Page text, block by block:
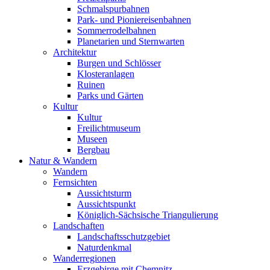
Schmalspurbahnen
Park- und Pioniereisenbahnen
Sommerrodelbahnen
Planetarien und Sternwarten
Architektur
Burgen und Schlösser
Klosteranlagen
Ruinen
Parks und Gärten
Kultur
Kultur
Freilichtmuseum
Museen
Bergbau
Natur & Wandern
Wandern
Fernsichten
Aussichtsturm
Aussichtspunkt
Königlich-Sächsische Triangulierung
Landschaften
Landschaftsschutzgebiet
Naturdenkmal
Wanderregionen